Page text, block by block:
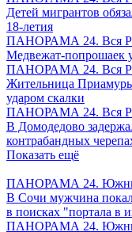
Детей мигрантов
18-летия
ПАНОРАМА 24. Вся
Медвежат-попрошаек
ПАНОРАМА 24. Вся
Жительница
ударом скалки
ПАНОРАМА 24. Вся
В Домодедово
контрабандных
Показать ещё
ПАНОРАМА 24.
В Сочи мужчина
в поисках "портала в
ПАНОРАМА 24.